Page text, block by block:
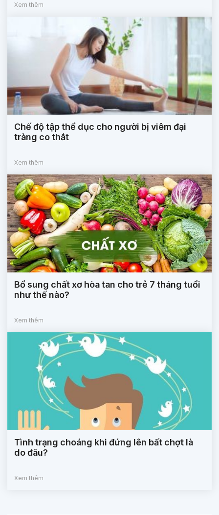
Xem thêm
Chế độ tập thể dục cho người bị viêm đại
tràng co thắt
Xem thêm
Bổ sung chất xơ hòa tan cho trẻ 7 tháng tuổi
như thế nào?
Xem thêm
Tình trạng choáng khi đứng lên bất chợt là
do đâu?
Xem thêm